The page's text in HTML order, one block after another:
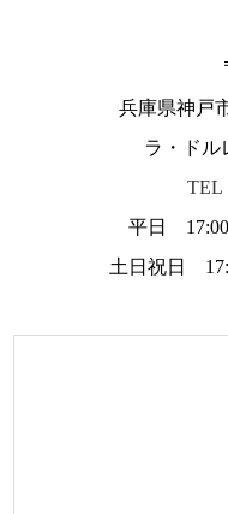
兵庫県神戸
ラ・ドル
TEL
平日 17:00
土日祝日